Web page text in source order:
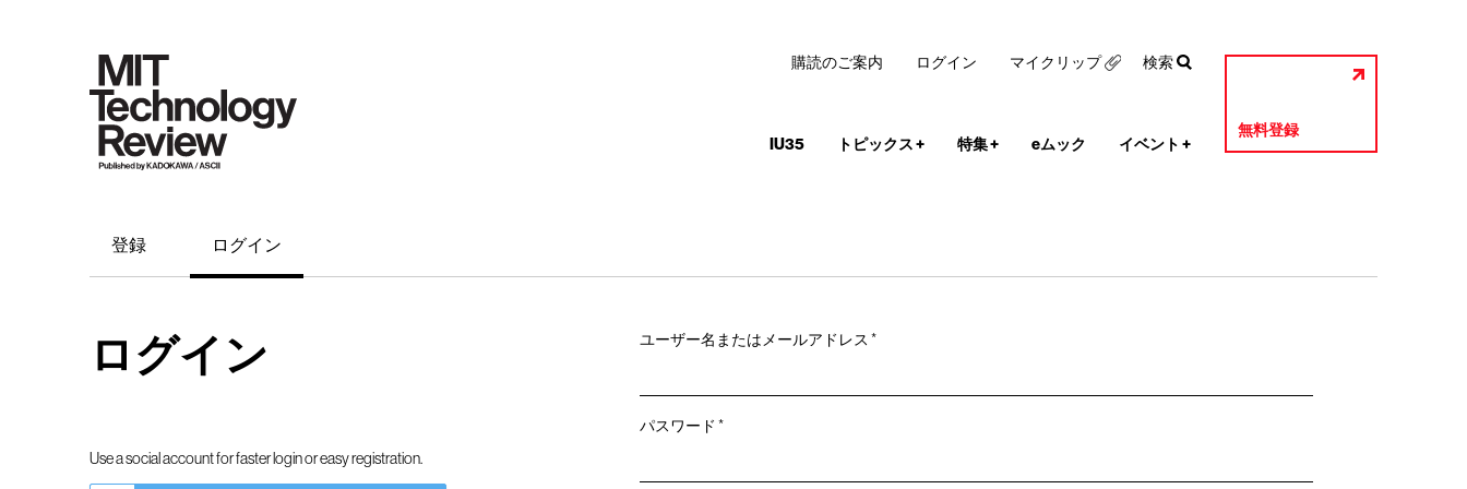
IU35 トピックス+ 特集+ eムック イベント +
無料登録
購読のご案内 ログイン マイクリップ 検索
登録 ログイン
ログイン
Use a social account for faster login or easy registration.
ユーザー名またはメールアドレス*必
パスワード*必